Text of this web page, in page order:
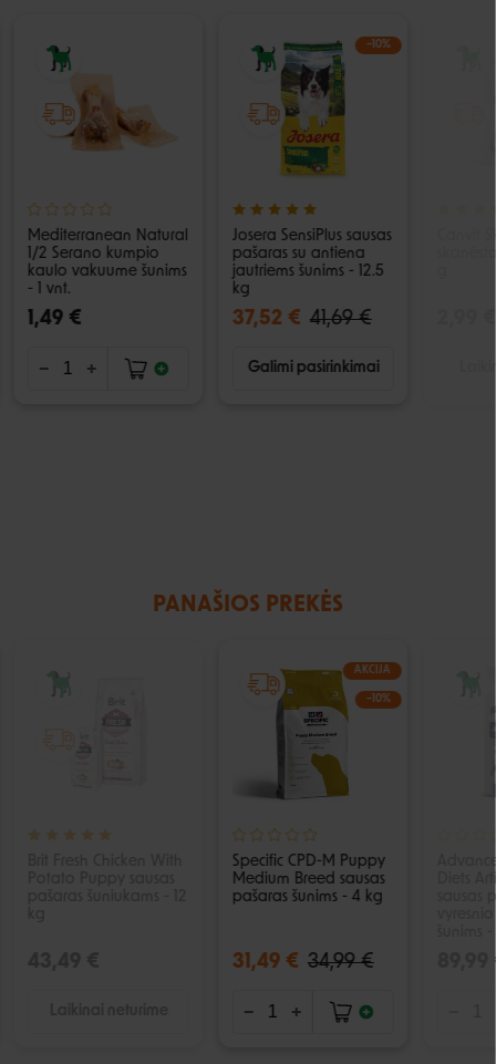
Mediterranean Natural
1/2 Serano kumpio
kaulo vakuume šunims
- 1 vnt.
1,49 €
−10%
Josera SensiPlus sausas
pašaras su antiena
jautriems šunims - 12.5
kg
37,52 € 41,69 €
Galimi pasirinkimai
PANAŠIOS PREKĖS
AKCIJA
−10%
Specific CPD-M Puppy
Medium Breed sausas
pašaras šunims - 4 kg
31,49 € 34,99 €
Diets
sausas
89,99